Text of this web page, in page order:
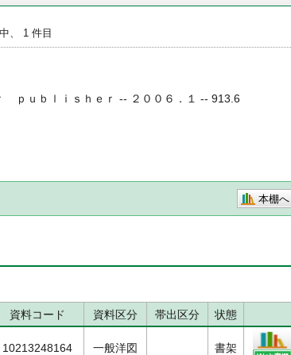
、 1 件目
ｐｕｂｌｉｓｈｅｒ -- ２００６．１ -- 913.6
本棚へ
資料コード 資料区分 帯出区分 状態
10213248164 一般洋図 書架